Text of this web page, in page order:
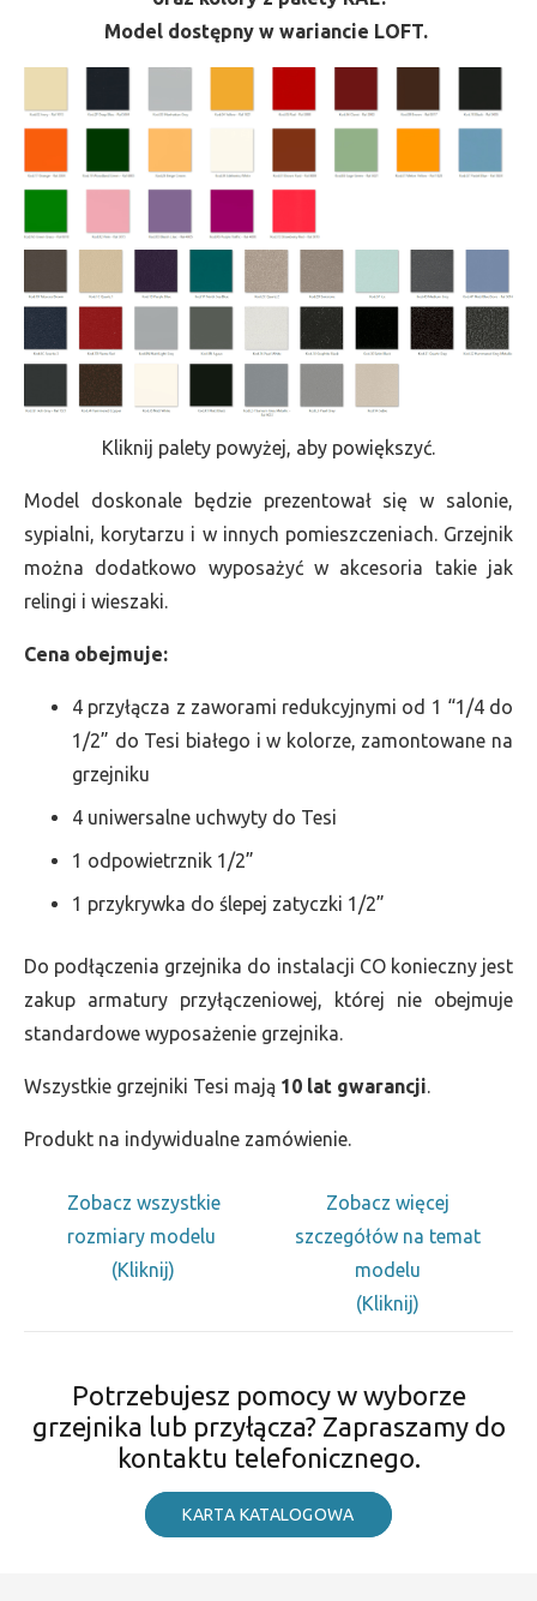
Model dostępny w wariancie LOFT.
Kliknij palety powyżej, aby powiększyć.
Model doskonale będzie prezentował się w salonie,
sypialni, korytarzu i w innych pomieszczeniach. Grzejnik
można dodatkowo wyposażyć w akcesoria takie jak
relingi i wieszaki.
Cena obejmuje:
4 przyłącza z zaworami redukcyjnymi od 1 “1/4 do
1/2” do Tesi białego i w kolorze, zamontowane na
grzejniku
4 uniwersalne uchwyty do Tesi
1 odpowietrznik 1/2”
1 przykrywka do ślepej zatyczki 1/2”
Do podłączenia grzejnika do instalacji CO konieczny jest
zakup armatury przyłączeniowej, której nie obejmuje
standardowe wyposażenie grzejnika.
Wszystkie grzejniki Tesi mają 10 lat gwarancji.
Produkt na indywidualne zamówienie.
Zobacz wszystkie
rozmiary modelu
(Kliknij)
Zobacz więcej
szczegółów na temat
modelu
(Kliknij)
Potrzebujesz pomocy w wyborze
grzejnika lub przyłącza? Zapraszamy do
kontaktu telefonicznego.
KARTA KATALOGOWA